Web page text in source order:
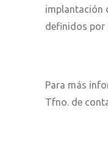
implantación
definidos por
Para más
Tfno. de